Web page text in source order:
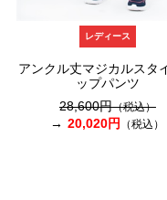
レディース
アンクル丈マジカルスタ
ップパンツ
28,600円（税込）
20,020円 （税込）